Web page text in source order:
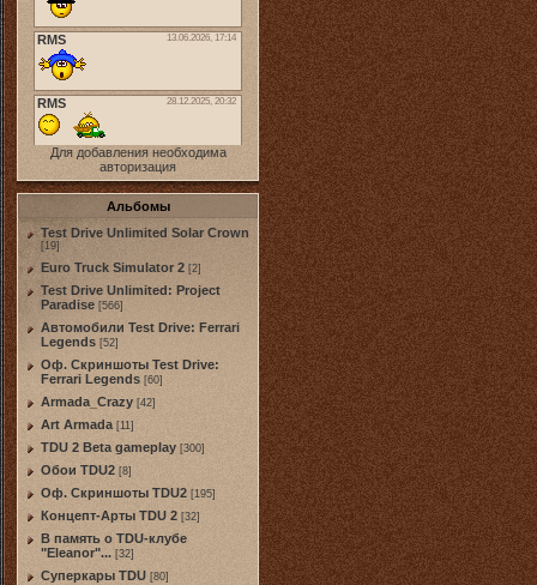
Для добавления необходима
авторизация
Альбомы
Test Drive Unlimited Solar Crown
[19]
Euro Truck Simulator 2 [2]
Test Drive Unlimited: Project
Paradise [566]
Автомобили Test Drive: Ferrari
Legends [52]
Оф. Скриншоты Test Drive:
Ferrari Legends [60]
Armada_Crazy [42]
Art Armada [11]
TDU 2 Beta gameplay [300]
Обои TDU2 [8]
Оф. Скриншоты TDU2 [195]
Концепт-Арты TDU 2 [32]
В память о TDU-клубе
"Eleanor"... [32]
Суперкары TDU [80]